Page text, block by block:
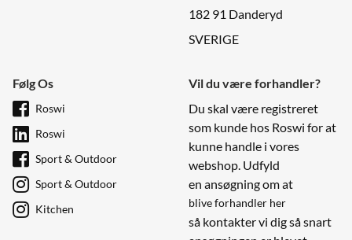
182 91 Danderyd
SVERIGE
Følg Os
Roswi
Roswi
Sport & Outdoor
Sport & Outdoor
Kitchen
Vil du være forhandler?
Du skal være registreret
som kunde hos Roswi for at
kunne handle i vores
webshop. Udfyld
en ansøgning om at
blive forhandler her
så kontakter vi dig så snart